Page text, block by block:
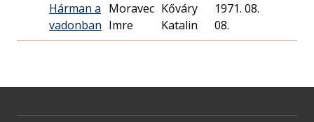
Hárman a
vadonban
Moravec
Imre
Kőváry
Katalin
1971. 08.
08.